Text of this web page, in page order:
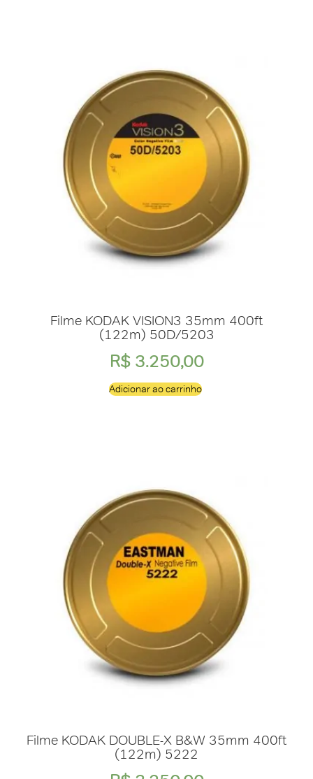
Filme KODAK VISION3 35mm 400ft
(122m) 50D/5203
R$3.250,00
Adicionar ao carrinho
Filme KODAK DOUBLE-X B&W 35mm 400ft
(122m) 5222